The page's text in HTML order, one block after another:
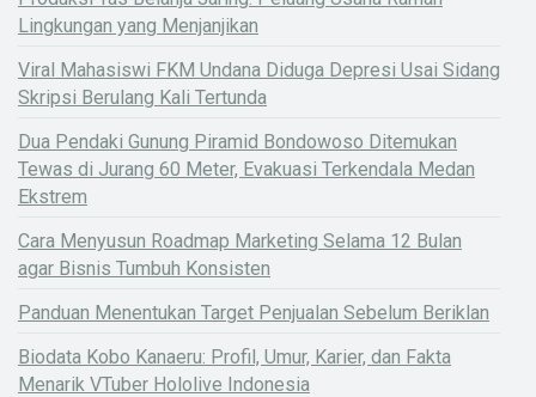
Lingkungan yang Menjanjikan
Viral Mahasiswi FKM Undana Diduga Depresi Usai Sidang
Skripsi Berulang Kali Tertunda
Dua Pendaki Gunung Piramid Bondowoso Ditemukan
Tewas di Jurang 60 Meter, Evakuasi Terkendala Medan
Ekstrem
Cara Menyusun Roadmap Marketing Selama 12 Bulan
agar Bisnis Tumbuh Konsisten
Panduan Menentukan Target Penjualan Sebelum Beriklan
Biodata Kobo Kanaeru: Profil, Umur, Karier, dan Fakta
Menarik VTuber Hololive Indonesia